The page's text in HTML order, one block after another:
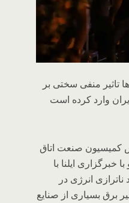
منفی سختی بر
وارد کرده است
کمیسیون صنعت اتاق
خبرگزاری ایلنا با
انرژی در
برق بسیاری از صنایع